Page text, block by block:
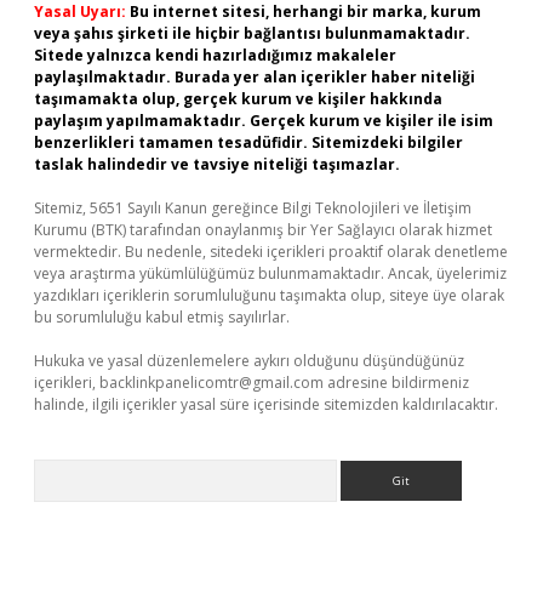
Yasal Uyarı: Bu internet sitesi, herhangi bir marka, kurum
veya şahıs şirketi ile hiçbir bağlantısı bulunmamaktadır.
Sitede yalnızca kendi hazırladığımız makaleler
paylaşılmaktadır. Burada yer alan içerikler haber niteliği
taşımamakta olup, gerçek kurum ve kişiler hakkında
paylaşım yapılmamaktadır. Gerçek kurum ve kişiler ile isim
benzerlikleri tamamen tesadüfidir. Sitemizdeki bilgiler
taslak halindedir ve tavsiye niteliği taşımazlar.
Sitemiz, 5651 Sayılı Kanun gereğince Bilgi Teknolojileri ve İletişim
Kurumu (BTK) tarafından onaylanmış bir Yer Sağlayıcı olarak hizmet
vermektedir. Bu nedenle, sitedeki içerikleri proaktif olarak denetleme
veya araştırma yükümlülüğümüz bulunmamaktadır. Ancak, üyelerimiz
yazdıkları içeriklerin sorumluluğunu taşımakta olup, siteye üye olarak
bu sorumluluğu kabul etmiş sayılırlar.
Hukuka ve yasal düzenlemelere aykırı olduğunu düşündüğünüz
içerikleri, backlinkpanelicomtr@gmail.com adresine bildirmeniz
halinde, ilgili içerikler yasal süre içerisinde sitemizden kaldırılacaktır.